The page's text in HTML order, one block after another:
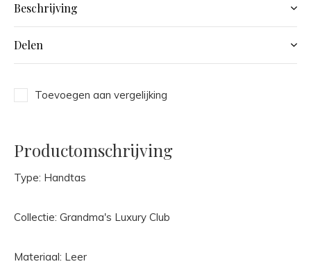
Beschrijving
Delen
Toevoegen aan vergelijking
Productomschrijving
Type: Handtas
Collectie: Grandma's Luxury Club
Materiaal: Leer